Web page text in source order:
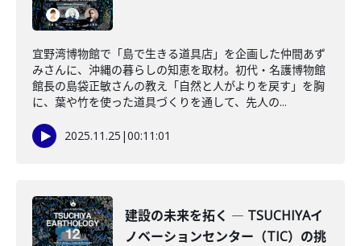
宜野湾博物館で「島で生きる道具店」を企画した仲間あず
みさんに、沖縄の暮らしの知恵を取材。初代・名護博物館
館長の島袋正敏さんの教え「自然と人がよりを戻す」を胸
に、葉や竹を使った道具づくりを通して、先人の...
2025.11.25 |00:11:01
建設の未来を拓く ― TSUCHIYAイ
ノベーションセンター（TIC）の挑